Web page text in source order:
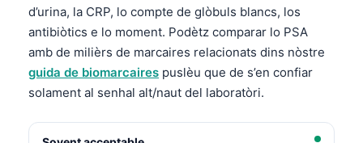
d’urina, la CRP, lo compte de glòbuls blancs, los
antibiòtics e lo moment. Podètz comparar lo PSA
amb de milièrs de marcaires relacionats dins nòstre
guida de biomarcaires puslèu que de s’en confiar
solament al senhal alt/naut del laboratòri.